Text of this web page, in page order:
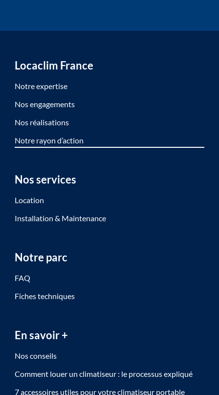
Locaclim France
Notre expertise
Nos engagements
Nos réalisations
Notre rayon d’action
Nos services
Location
Installation & Maintenance
Notre parc
FAQ
Fiches techniques
En savoir +
Nos conseils
Comment louer un climatiseur : le processus expliqué
7 accessoires utiles pour votre climatiseur portable